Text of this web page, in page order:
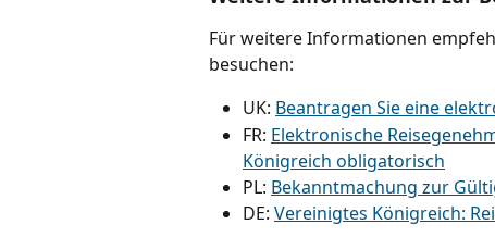
Für weitere Informationen
besuchen:
UK: Beantragen Sie eine
FR: Elektronische
Königreich obligatorisch
PL: Bekanntmachung zur
DE: Vereinigtes Königreich: